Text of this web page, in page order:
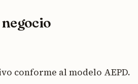
negocio
conforme al modelo AEPD.